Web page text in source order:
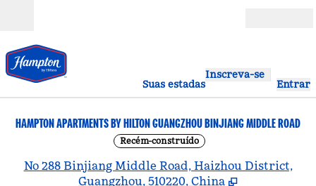
Suas estadas
Inscreva-se
Entrar
HAMPTON APARTMENTS BY HILTON GUANGZHOU BINJIANG MIDDLE ROAD
Recém-construído
No 288 Binjiang Middle Road, Haizhou District,
Guangzhou, 510220, China